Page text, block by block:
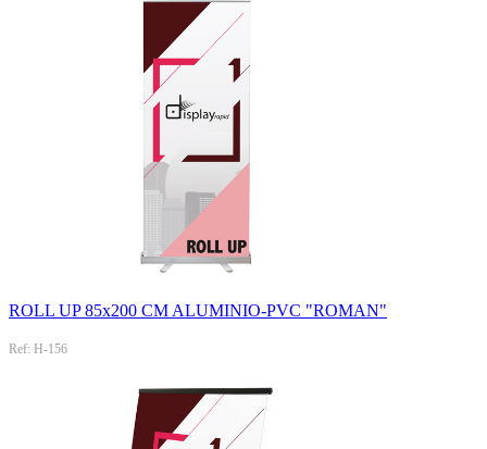
ROLL UP 85x200 CM ALUMINIO-PVC "ROMAN"
Ref: H-156